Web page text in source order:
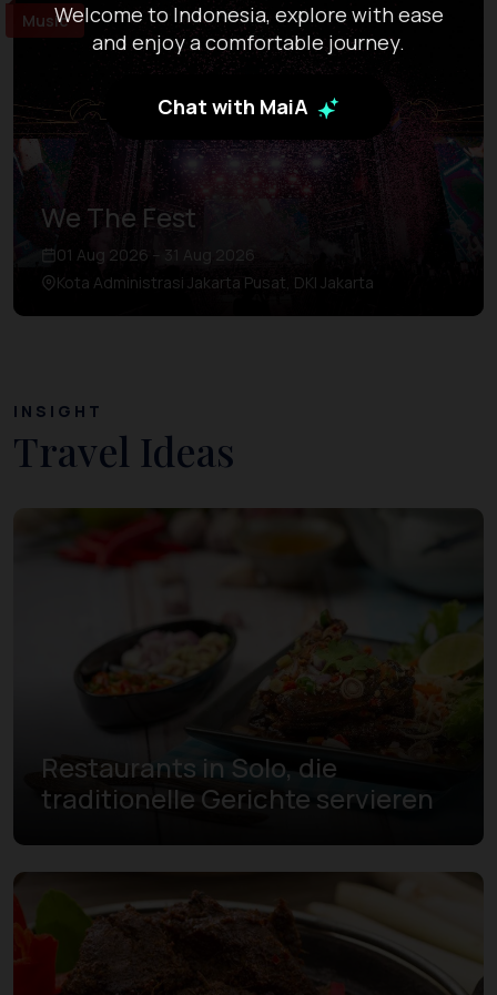
Welcome to Indonesia, explore with ease
and enjoy a comfortable journey.
Chat with MaiA
Music
We The Fest
01 Aug 2026 – 31 Aug 2026
Kota Administrasi Jakarta Pusat, DKI Jakarta
INSIGHT
Travel Ideas
Restaurants in Solo, die
traditionelle Gerichte servieren